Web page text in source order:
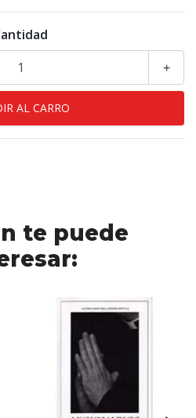
+
te puede